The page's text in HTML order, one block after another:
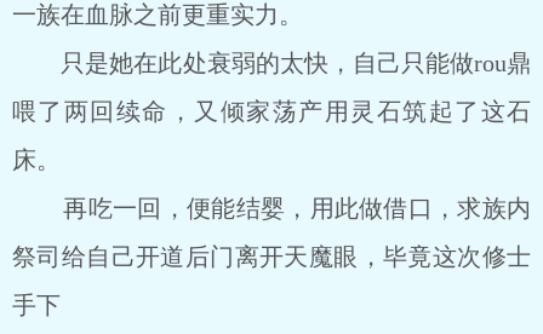
一族在血脉之前更重实力。
只是她在此处衰弱的太快，自己只能做rou鼎
喂了两回续命，又倾家荡产用灵石筑起了这石
床。
再吃一回，便能结婴，用此做借口，求族内
祭司给自己开道后门离开天魔眼，毕竟这次修士
手下